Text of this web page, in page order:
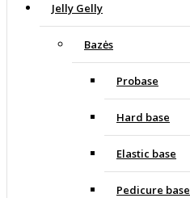
Jelly Gelly
Bazės
Probase
Hard base
Elastic base
Pedicure base